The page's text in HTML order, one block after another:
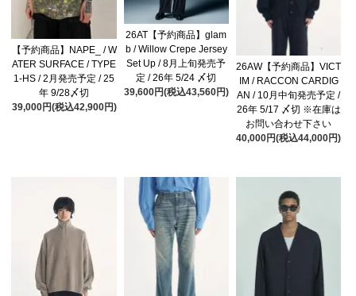
【予約商品】NAPE_ / W
ATER SURFACE / TYPE
1-HS / 2月発売予定 / 25
年 9/28〆切
39,000円(税込42,900円)
26AT【予約商品】glam
b / Willow Crepe Jersey
Set Up / 8月上旬発売予
定 / 26年 5/24 〆切
39,600円(税込43,560円)
26AW【予約商品】VICT
IM / RACCON CARDIG
AN / 10月中旬発売予定 /
26年 5/17 〆切 ※在庫は
お問い合わせ下さい
40,000円(税込44,000円)